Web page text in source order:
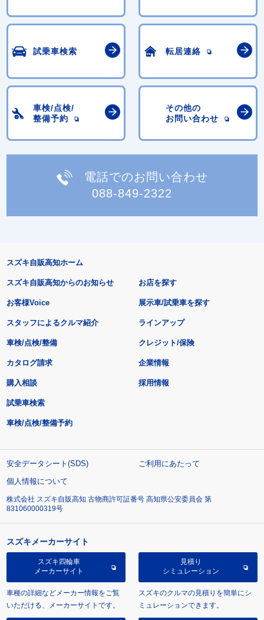
試乗車検索 転居連絡
車検/点検/
整備予約
その他の
お問い合わせ
電話でのお問い合わせ
088-849-2322
スズキ自販高知ホーム
スズキ自販高知からのお知らせ
お客様Voice
スタッフによるクルマ紹介
お店を探す
展示車/試乗車を探す
ラインアップ
車検/点検/整備 クレジット/保険
カタログ請求
購入相談
試乗車検索
車検/点検/整備予約
企業情報
採用情報
安全データシート(SDS)
ご利用にあたって
個人情報について
株式会社 スズキ自販高知 古物商許可証番号 高知県公安委員会 第
831060000319号
スズキメーカーサイト
スズキ四輪車
メーカーサイト
車種の詳細などメーカー情報をご覧
いただける、メーカーサイトです。
見積り
シミュレーション
スズキのクルマの見積りを簡単にシ
ミュレーションできます。